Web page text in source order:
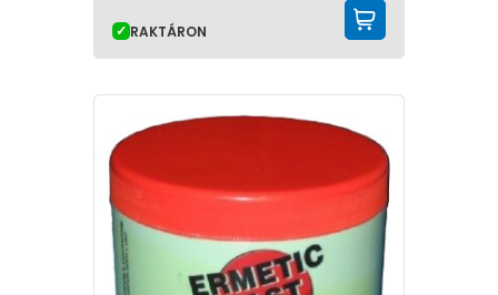
RAKTÁRON